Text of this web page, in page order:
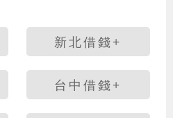
新北借錢+
台中借錢+